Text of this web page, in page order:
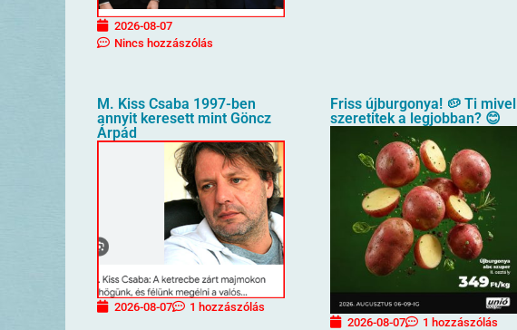
2026-08-07
Nincs hozzászólás
M. Kiss Csaba 1997-ben
annyit keresett mint Göncz
Árpád
2026-08-07 1 hozzászólás
Friss újburgonya! 🥔 Ti mivel
szeretitek a legjobban? 😊
2026-08-07 1 hozzászólás